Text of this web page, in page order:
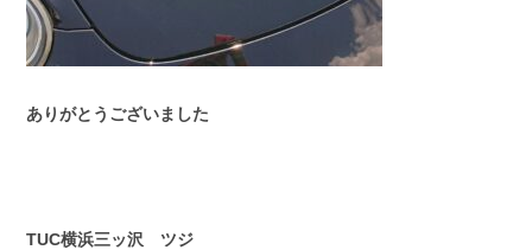
ありがとうございました
TUC横浜三ッ沢 ツジ